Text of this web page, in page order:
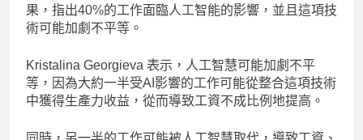
果，指出40%的工作面臨人工智能的影響，並且這項技
術可能加劇不平等。
Kristalina Georgieva 表示，人工智慧可能加劇不平
等，因為大約一半受AI影響的工作可能從整合這項技術
中獲得生產力收益，從而導致工資不成比例地提高。